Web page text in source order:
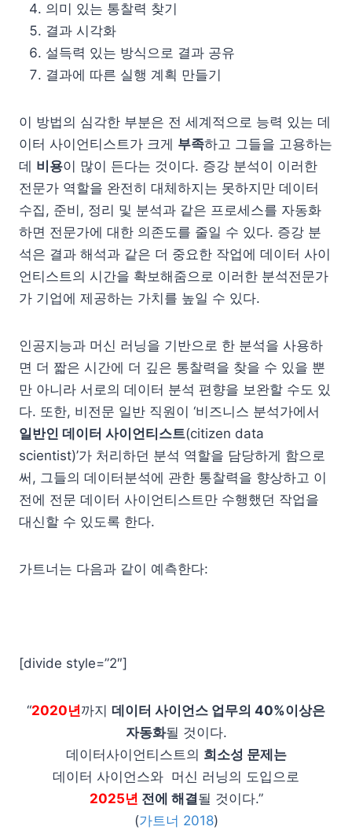
의미 있는 통찰력 찾기
결과 시각화
설득력 있는 방식으로 결과 공유
결과에 따른 실행 계획 만들기
이 방법의 심각한 부분은 전 세계적으로 능력 있는 데
이터 사이언티스트가 크게 부족하고 그들을 고용하는
데 비용이 많이 든다는 것이다. 증강 분석이 이러한
전문가 역할을 완전히 대체하지는 못하지만 데이터
수집, 준비, 정리 및 분석과 같은 프로세스를 자동화
하면 전문가에 대한 의존도를 줄일 수 있다. 증강 분
석은 결과 해석과 같은 더 중요한 작업에 데이터 사이
언티스트의 시간을 확보해줌으로 이러한 분석전문가
가 기업에 제공하는 가치를 높일 수 있다.
인공지능과 머신 러닝을 기반으로 한 분석을 사용하
면 더 짧은 시간에 더 깊은 통찰력을 찾을 수 있을 뿐
만 아니라 서로의 데이터 분석 편향을 보완할 수도 있
다. 또한, 비전문 일반 직원이 ‘비즈니스 분석가에서
일반인 데이터 사이언티스트(citizen data
scientist)’가 처리하던 분석 역할을 담당하게 함으로
써, 그들의 데이터분석에 관한 통찰력을 향상하고 이
전에 전문 데이터 사이언티스트만 수행했던 작업을
대신할 수 있도록 한다.
가트너는 다음과 같이 예측한다:
[divide style=”2″]
“2020년까지 데이터 사이언스 업무의 40%이상은
자동화될 것이다.
데이터사이언티스트의 희소성 문제는
데이터 사이언스와 머신 러닝의 도입으로
2025년 전에 해결될 것이다.”
(가트너 2018)